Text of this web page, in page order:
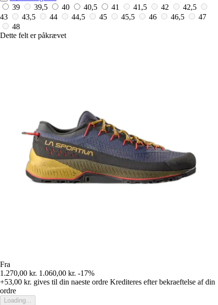
39
39,5 40 40,5 41 41,5 42
42,5
43
43,5 44 44,5 45 45,5 46 46,5
47
48
Dette felt er påkrævet
Fra
1.270,00 kr. 1.060,00 kr. -17%
+53,00 kr. gives til din naeste ordre Krediteres efter bekraeftelse af din
ordre
Loading...